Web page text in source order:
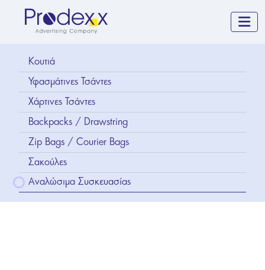
Κουτιά
Υφασμάτινες Τσάντες
Χάρτινες Τσάντες
Backpacks / Drawstring
Zip Bags / Courier Bags
Σακούλες
Αναλώσιμα Συσκευασίας